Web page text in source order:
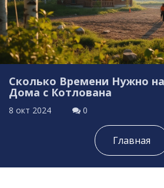
Сколько Времени Нужно
Дома с Котлована
8 окт 2024 0
Главная